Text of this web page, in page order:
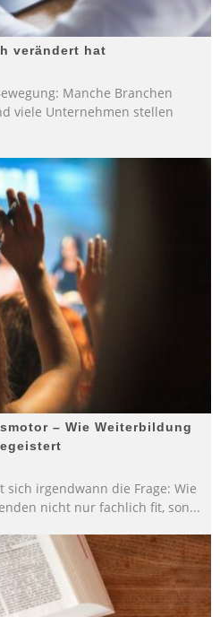
verändert hat
Manche Branchen
viele Unternehmen stellen
– Wie Weiterbildung
irgendwann die Frage: Wie
nicht nur fachlich fit, son...